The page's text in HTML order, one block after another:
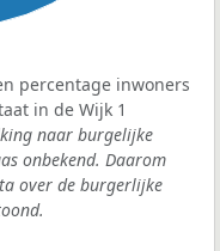
percentage inwoners
in de Wijk 1
naar burgelijke
onbekend. Daarom
over de burgerlijke